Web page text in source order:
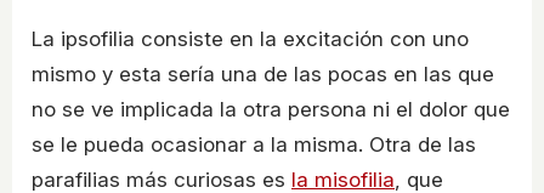
La ipsofilia consiste en la excitación con uno
mismo y esta sería una de las pocas en las que
no se ve implicada la otra persona ni el dolor que
se le pueda ocasionar a la misma. Otra de las
parafilias más curiosas es la misofilia, que